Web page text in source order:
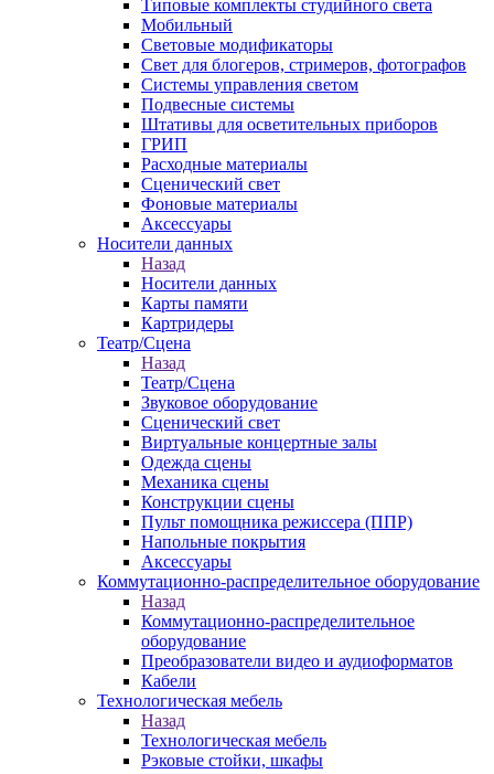
Типовые комплекты студийного света
Мобильный
Световые модификаторы
Свет для блогеров, стримеров, фотографов
Системы управления светом
Подвесные системы
Штативы для осветительных приборов
ГРИП
Расходные материалы
Сценический свет
Фоновые материалы
Аксессуары
Носители данных
Назад
Носители данных
Карты памяти
Картридеры
Театр/Сцена
Назад
Театр/Сцена
Звуковое оборудование
Сценический свет
Виртуальные концертные залы
Одежда сцены
Механика сцены
Конструкции сцены
Пульт помощника режиссера (ППР)
Напольные покрытия
Аксессуары
Коммутационно-распределительное оборудование
Назад
Коммутационно-распределительное
оборудование
Преобразователи видео и аудиоформатов
Кабели
Технологическая мебель
Назад
Технологическая мебель
Рэковые стойки, шкафы